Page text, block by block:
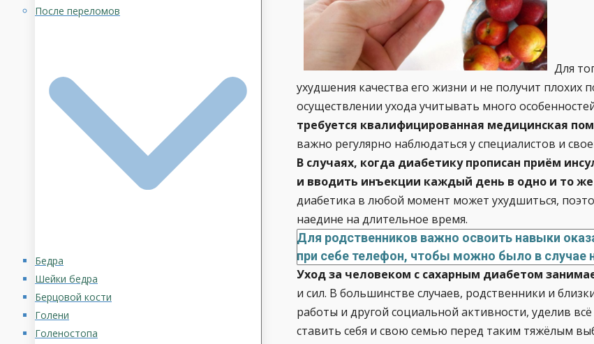
Для
ухудшения качества его жизни и не получит плохих
осуществлении ухода учитывать много
требуется квалифицированная медицинская
важно регулярно наблюдаться у специалистов и
В случаях, когда диабетику прописан приём
и вводить инъекции каждый день в одно и то
диабетика в любой момент может ухудшиться,
наедине на длительное время.
Для родственников важно освоить навыки
при себе телефон, чтобы можно было в
Уход за человеком с сахарным диабетом
и сил. В большинстве случаев, родственники и
работы и другой социальной активности, уделив
ставить себя и свою семью перед таким тяжёлым
После переломов
Бедра
Шейки бедра
Берцовой кости
Голени
Голеностопа